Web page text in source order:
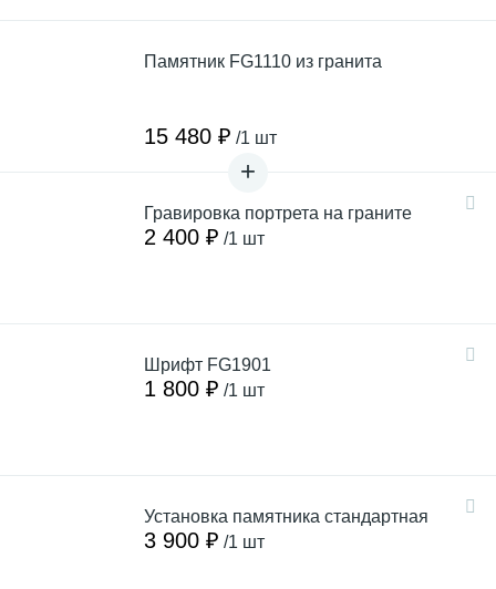
Памятник FG1110 из гранита
15 480 ₽ /1 шт
Гравировка портрета на граните
2 400 ₽ /1 шт
Шрифт FG1901
1 800 ₽ /1 шт
Установка памятника стандартная
3 900 ₽ /1 шт